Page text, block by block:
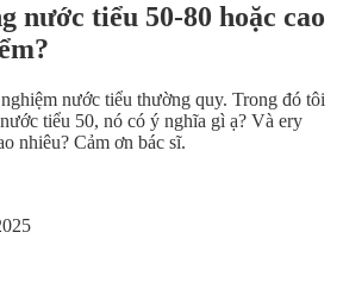
nước tiểu 50-80 hoặc cao
nước tiểu thường quy. Trong đó tôi
tiểu 50, nó có ý nghĩa gì ạ? Và ery
nhiêu? Cảm ơn bác sĩ.